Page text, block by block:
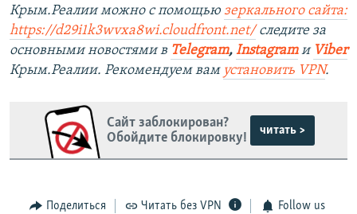
Крым.Реалии можно с помощью зеркального сайта:
https://d29i1k3wvxa8wi.cloudfront.net/следите за
основными новостями в Telegram, Instagramи Viber
Крым.Реалии. Рекомендуем вам установить VPN.
Сайт заблокирован?
Обойдите блокировку!
читать >
Поделиться Читать без VPN Follow us